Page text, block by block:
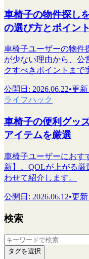
車椅子の物件探し
の選び方とポイント
車椅子ユーザーの物件
が少ない理由から、公
クすべきポイントまで
公開日 : 2026.06.22•更新
ライフハック
車椅子の便利グッ
アイテムを厳選
車椅子ユーザーにおす
新】。QOLが上がる
わせて紹介します。
公開日 : 2026.06.12•更新
検索
タグを選択